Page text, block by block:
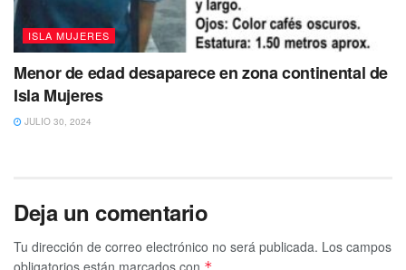
ISLA MUJERES
Menor de edad desaparece en zona continental de
Isla Mujeres
JULIO 30, 2024
Deja un comentario
Tu dirección de correo electrónico no será publicada. Los campos
obligatorios están marcados con *